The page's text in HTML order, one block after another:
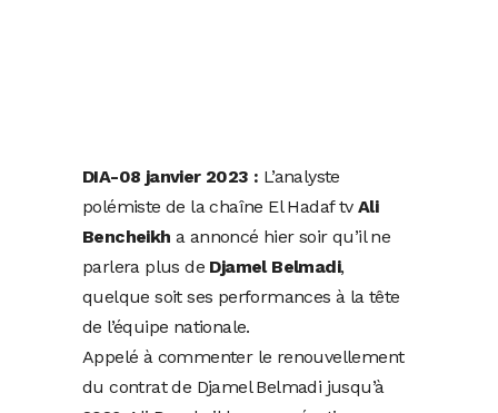
DIA-08 janvier 2023 : L’analyste
polémiste de la chaîne El Hadaf tv Ali
Bencheikh a annoncé hier soir qu’il ne
parlera plus de Djamel Belmadi,
quelque soit ses performances à la tête
de l’équipe nationale.
Appelé à commenter le renouvellement
du contrat de Djamel Belmadi jusqu’à